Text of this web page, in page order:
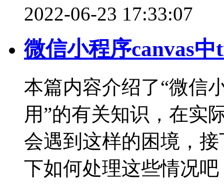
2022-06-23 17:33:07
微信小程序canvas
本篇内容介绍了“微信
用”的有关知识，在实
会遇到这样的困境，
下如何处理这些情况